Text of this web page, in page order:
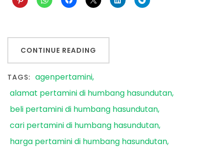
CONTINUE READING
TAGS: agenpertamini
alamat pertamini di humbang hasundutan
beli pertamini di humbang hasundutan
cari pertamini di humbang hasundutan
harga pertamini di humbang hasundutan